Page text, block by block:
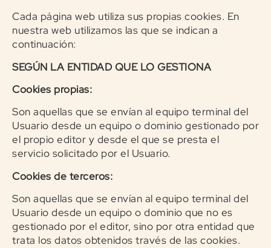
Cada página web utiliza sus propias cookies. En
nuestra web utilizamos las que se indican a
continuación:
SEGÚN LA ENTIDAD QUE LO GESTIONA
Cookies propias:
Son aquellas que se envían al equipo terminal del
Usuario desde un equipo o dominio gestionado por
el propio editor y desde el que se presta el
servicio solicitado por el Usuario.
Cookies de terceros:
Son aquellas que se envían al equipo terminal del
Usuario desde un equipo o dominio que no es
gestionado por el editor, sino por otra entidad que
trata los datos obtenidos través de las cookies.